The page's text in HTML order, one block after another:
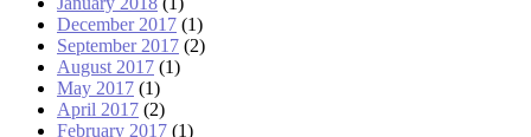
December 2017 (1)
September 2017 (2)
August 2017 (1)
May 2017 (1)
April 2017 (2)
February 2017 (1)